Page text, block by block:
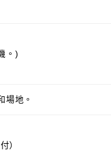
。)
場地。
）